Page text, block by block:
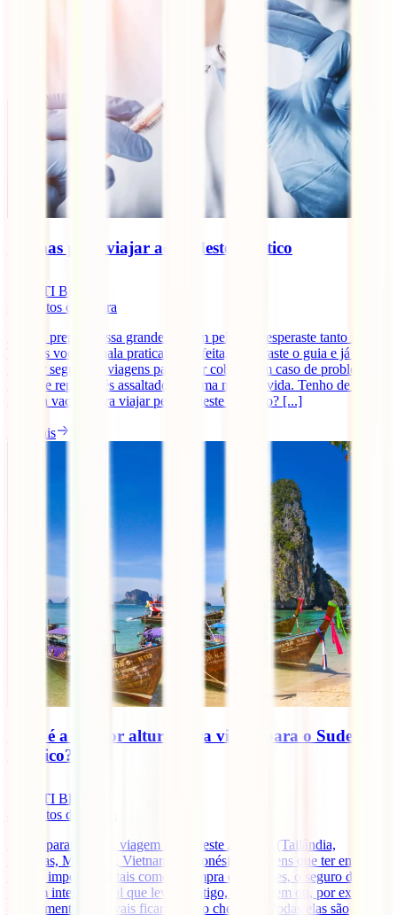
Vacinas para viajar ao Sudeste Asiático
IATI Blog
minutos de leitura
Estás a preparar essa grande viagem pela qual esperaste tanto tempo.
Tens os voos, a mala praticamente feita, compraste o guia e já tens o
melhor seguro de viagens para estar coberto em caso de problemas.
Mas, de repente, és assaltado por uma nova dúvida. Tenho de tomar
alguma vacina para viajar pelo Sudeste Asiático? [...]
Ler mais
Qual é a melhor altura para viajar para o Sudeste
Asiático?
IATI Blog
minutos de leitura
Ao preparares a tua viagem ao Sudeste Asiático (Tailândia,
Filipinas, Myanmar, Vietname, Indonésia, etc.) tens que ter em conta
fatores importantes tais como a compra de bilhetes, o seguro de
viagem internacional que levas contigo, a bagagem ou, por exemplo,
o alojamento onde vais ficar quando chegares. Todas elas são